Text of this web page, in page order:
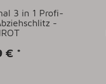
3 in 1 Profi-
-
€ *